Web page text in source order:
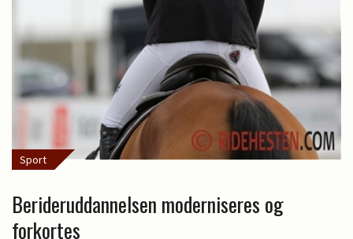
Sport
Berideruddannelsen moderniseres og
forkortes